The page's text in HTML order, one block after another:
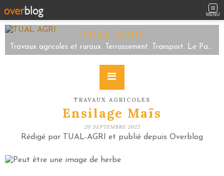
MENU
TUAL AGRI
Travaux agricoles et ruraux. Terrassement. Transport. Le Parc/Sartilly Baie Bocage/Servon. Tel 02.33.48.59.63
TRAVAUX AGRICOLES
Ensilage Maïs
20 SEPTEMBRE 2022
Rédigé par TUAL-AGRI et publié depuis Overblog